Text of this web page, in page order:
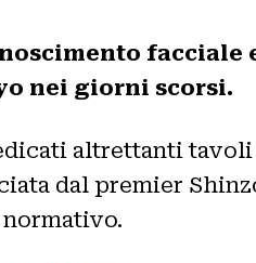
facciale
nei giorni scorsi.
altrettanti
dal premier